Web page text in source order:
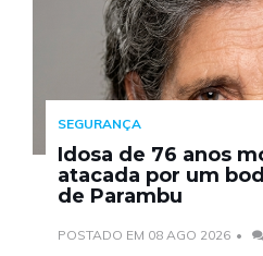
SEGURANÇA
Idosa de 76 anos
atacada por um
de Parambu
POSTADO EM 08 AGO 2026